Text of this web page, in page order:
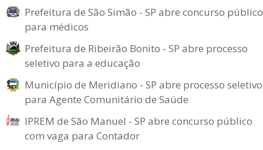
Prefeitura de São Simão - SP abre concurso público
para médicos
Prefeitura de Ribeirão Bonito - SP abre processo
seletivo para a educação
Município de Meridiano - SP abre processo seletivo
para Agente Comunitário de Saúde
IPREM de São Manuel - SP abre concurso público
com vaga para Contador